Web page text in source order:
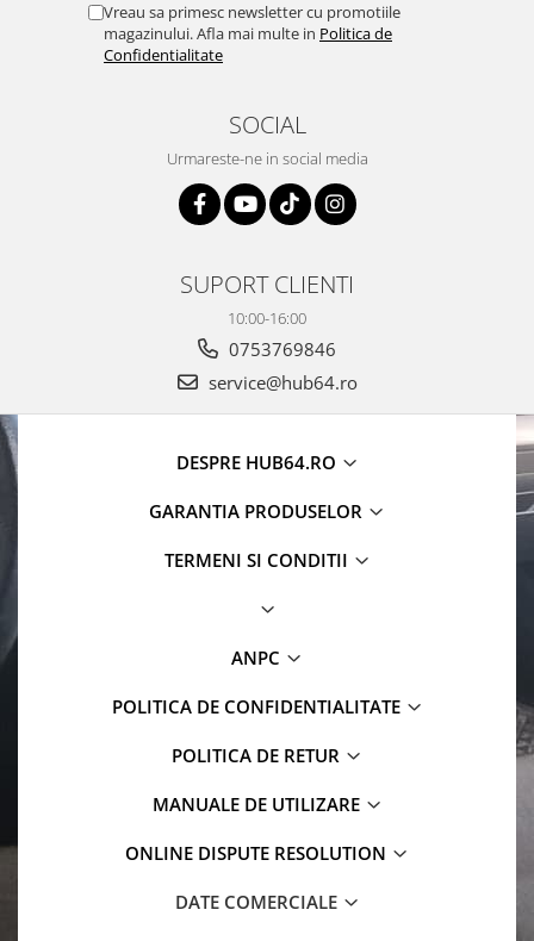
Vreau sa primesc newsletter cu promotiile
magazinului. Afla mai multe in Politica de
Confidentialitate
SOCIAL
Urmareste-ne in social media
SUPORT CLIENTI
10:00-16:00
0753769846
service@hub64.ro
DESPRE HUB64.RO
GARANTIA PRODUSELOR
TERMENI SI CONDITII
ANPC
POLITICA DE CONFIDENTIALITATE
POLITICA DE RETUR
MANUALE DE UTILIZARE
ONLINE DISPUTE RESOLUTION
DATE COMERCIALE